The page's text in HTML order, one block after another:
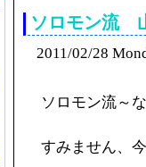
ソロモン流
2011/02/28
ソロモン流～
すみません、